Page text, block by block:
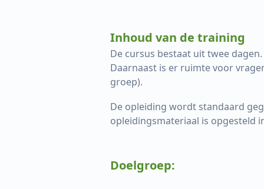
Inhoud van de training
De cursus bestaat uit twee
Daarnaast is er ruimte voor
groep).
De opleiding wordt standaard
opleidingsmateriaal is opgesteld
Doelgroep: